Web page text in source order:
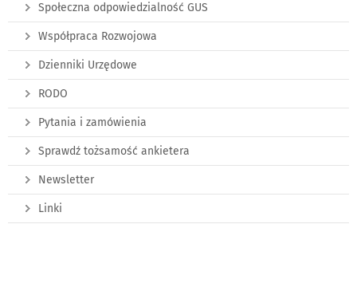
Społeczna odpowiedzialność GUS
Współpraca Rozwojowa
Dzienniki Urzędowe
RODO
Pytania i zamówienia
Sprawdź tożsamość ankietera
Newsletter
Linki